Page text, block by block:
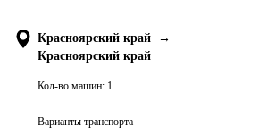
Красноярский край
→
Красноярский край
Кол-во машин: 1
Варианты транспорта